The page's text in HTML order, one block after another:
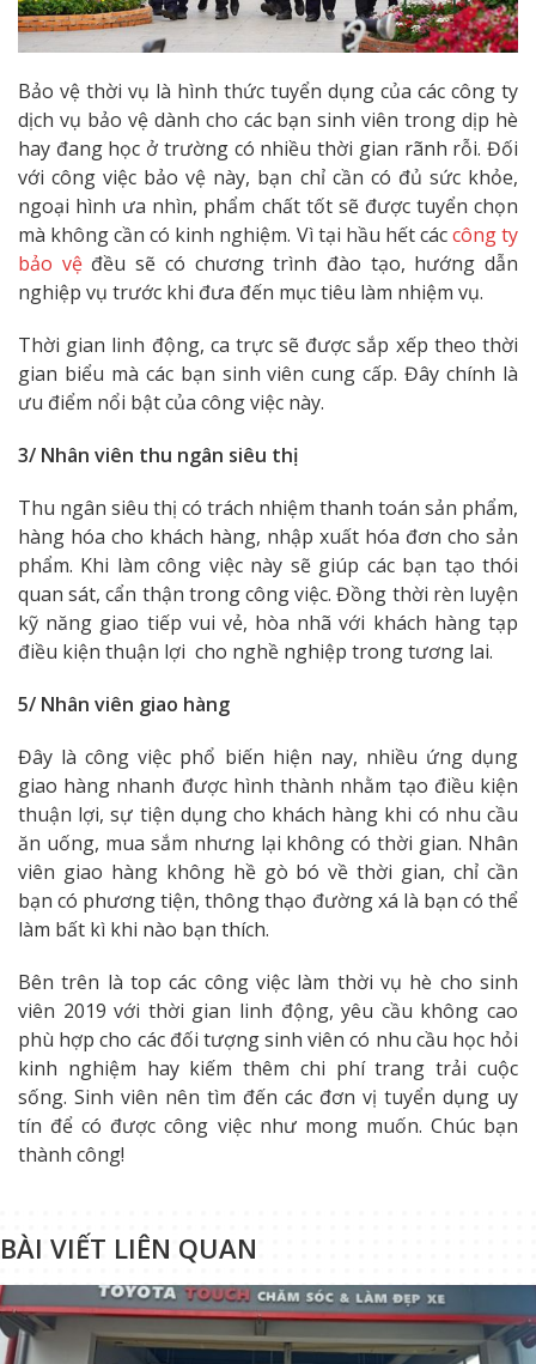
Bảo vệ thời vụ là hình thức tuyển dụng của các công ty
dịch vụ bảo vệ dành cho các bạn sinh viên trong dịp hè
hay đang học ở trường có nhiều thời gian rãnh rỗi. Đối
với công việc bảo vệ này, bạn chỉ cần có đủ sức khỏe,
ngoại hình ưa nhìn, phẩm chất tốt sẽ được tuyển chọn
mà không cần có kinh nghiệm. Vì tại hầu hết cáccông ty
bảo vệđều sẽ có chương trình đào tạo, hướng dẫn
nghiệp vụ trước khi đưa đến mục tiêu làm nhiệm vụ.
Thời gian linh động, ca trực sẽ được sắp xếp theo thời
gian biểu mà các bạn sinh viên cung cấp. Đây chính là
ưu điểm nổi bật của công việc này.
3/ Nhân viên thu ngân siêu thị
Thu ngân siêu thị có trách nhiệm thanh toán sản phẩm,
hàng hóa cho khách hàng, nhập xuất hóa đơn cho sản
phẩm. Khi làm công việc này sẽ giúp các bạn tạo thói
quan sát, cẩn thận trong công việc. Đồng thời rèn luyện
kỹ năng giao tiếp vui vẻ, hòa nhã với khách hàng tạp
điều kiện thuận lợi cho nghề nghiệp trong tương lai.
5/ Nhân viên giao hàng
Đây là công việc phổ biến hiện nay, nhiều ứng dụng
giao hàng nhanh được hình thành nhằm tạo điều kiện
thuận lợi, sự tiện dụng cho khách hàng khi có nhu cầu
ăn uống, mua sắm nhưng lại không có thời gian. Nhân
viên giao hàng không hề gò bó về thời gian, chỉ cần
bạn có phương tiện, thông thạo đường xá là bạn có thể
làm bất kì khi nào bạn thích.
Bên trên là top các công việc làm thời vụ hè cho sinh
viên 2019 với thời gian linh động, yêu cầu không cao
phù hợp cho các đối tượng sinh viên có nhu cầu học hỏi
kinh nghiệm hay kiếm thêm chi phí trang trải cuộc
sống. Sinh viên nên tìm đến các đơn vị tuyển dụng uy
tín để có được công việc như mong muốn. Chúc bạn
thành công!
BÀI VIẾT LIÊN QUAN